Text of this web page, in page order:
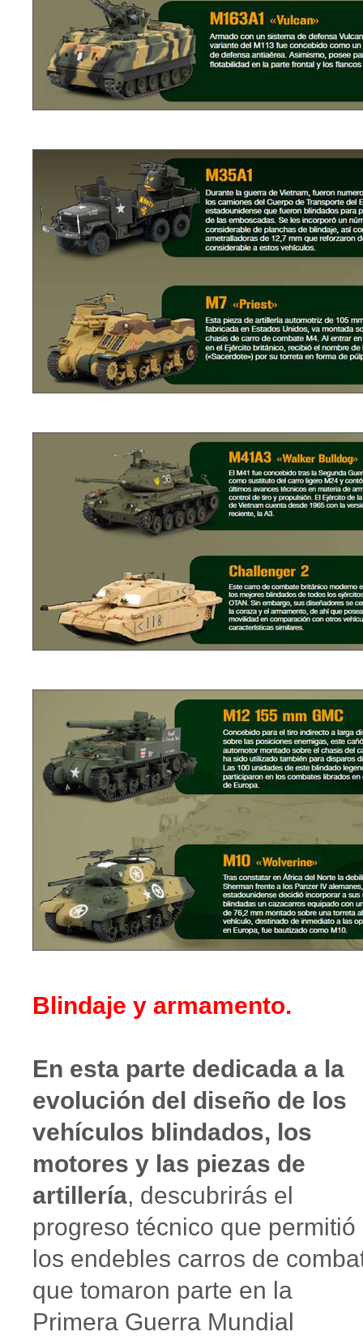
Blindaje y armamento.
En esta parte dedicada a la
evolución del diseño de los
vehículos blindados, los
motores y las piezas de
artillería, descubrirás el
progreso técnico que permitió
los endebles carros de
que tomaron parte en la
Primera Guerra Mundial